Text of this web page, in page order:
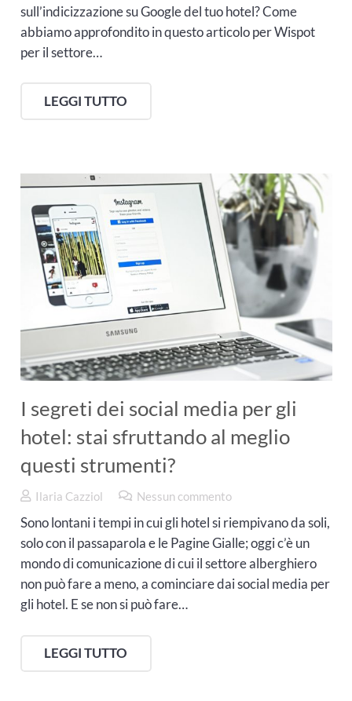
sull’indicizzazione su Google del tuo hotel? Come
abbiamo approfondito in questo articolo per Wispot
per il settore…
LEGGI TUTTO
I segreti dei social media per gli
hotel: stai sfruttando al meglio
questi strumenti?
Ilaria Cazziol Nessun commento
Sono lontani i tempi in cui gli hotel si riempivano da soli,
solo con il passaparola e le Pagine Gialle; oggi c’è un
mondo di comunicazione di cui il settore alberghiero
non può fare a meno, a cominciare dai social media per
gli hotel. E se non si può fare…
LEGGI TUTTO